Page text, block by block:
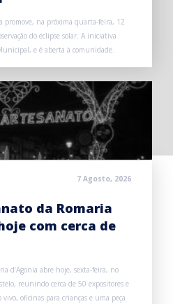
promove, na próxima quarta-feira, 12
do eclipse solar. A iniciativa
e é aberta à comunidade.
7 Agosto, 2026
da Romaria
com cerca de
d’Agonia abre hoje, sexta-feira, no
reunindo cerca de 50 expositores e
oficinas para crianças e uma peça